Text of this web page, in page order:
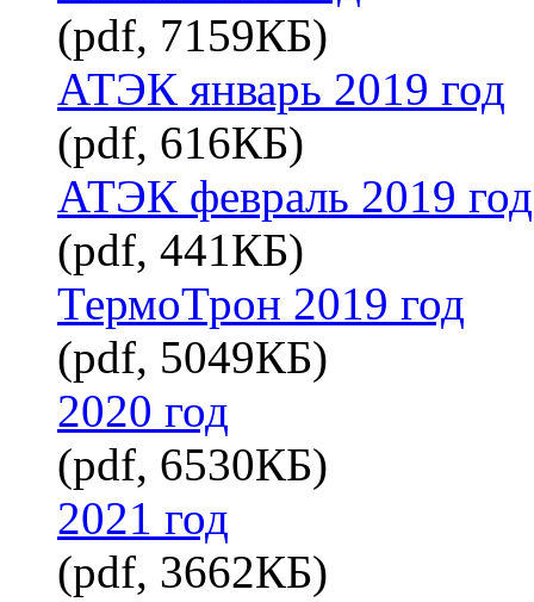
(pdf, 7159КБ)
АТЭК январь 2019 год
(pdf, 616КБ)
АТЭК февраль 2019 год
(pdf, 441КБ)
ТермоТрон 2019 год
(pdf, 5049КБ)
2020 год
(pdf, 6530КБ)
2021 год
(pdf, 3662КБ)